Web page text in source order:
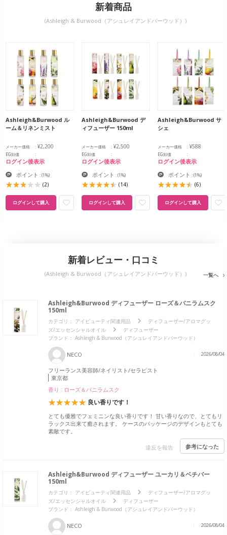
新着商品
(Ashleigh & Burwood（アシュレイアンドバーウッド）)
Ashleigh&Burwood ル
ーム＆リネンミスト
メーカー価格 ¥2,200
EG卸価
ログイン後表示
ポイント :(1%)
(2)
ログインして購入
Ashleigh&Burwood デ
ィフューザー 150ml
メーカー価格 ¥2,500
EG卸価
ログイン後表示
ポイント :(1%)
(14)
ログインして購入
Ashleigh&Burwood サ
シェ
メーカー価格 ¥588
EG卸価
ログイン後表示
ポイント :(1%)
(6)
ログインして購入
新着レビュー・口コミ
(Ashleigh & Burwood（アシュレイアンドバーウッド）) 一覧へ
Ashleigh&Burwood ディフューザー ローズ＆バニラムスク
150ml
カテゴリ： アイビューティ関連用品
ディフューザー/アロマグッ
ズ/エッセンシャルオイル
ディフューザー
ブランド： Ashleigh & Burwood（アシュレイアンドバーウッド）
NECO 2026/08/04
フリーランス美容師/ネイリスト/セラピスト
東京都
香り : ローズ＆バニラムスク
良い香りです！
とても優雅でフェミニンな良い香りです！ 甘い香りなので、とてもリ
ラックス出来て癒されます。 ケースのパッケージのデザインもとても
素敵です。
違反を報告 参考になった
Ashleigh&Burwood ディフューザー ユーカリ＆ベチバー
150ml
カテゴリ： アイビューティ関連用品
ディフューザー/アロマグッ
ズ/エッセンシャルオイル
ディフューザー
ブランド： Ashleigh & Burwood（アシュレイアンドバーウッド）
NECO 2026/08/04